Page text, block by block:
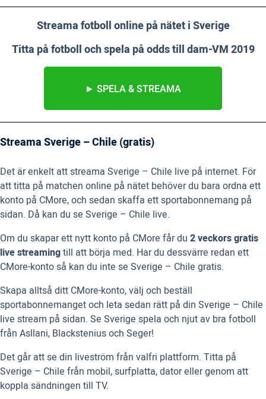
Streama fotboll online på nätet i Sverige
Titta på fotboll och spela på odds till dam-VM 2019
► SPELA & STREAMA
Streama Sverige – Chile (gratis)
Det är enkelt att streama Sverige – Chile live på internet. För
att titta på matchen online på nätet behöver du bara ordna ett
konto på CMore, och sedan skaffa ett sportabonnemang på
sidan. Då kan du se Sverige – Chile live.
Om du skapar ett nytt konto på CMore får du 2 veckors gratis
live streamingtill att börja med. Har du dessvärre redan ett
CMore-konto så kan du inte se Sverige – Chile gratis.
Skapa alltså ditt CMore-konto, välj och beställ
sportabonnemanget och leta sedan rätt på din Sverige – Chile
live stream på sidan. Se Sverige spela och njut av bra fotboll
från Asllani, Blackstenius och Seger!
Det går att se din liveström från valfri plattform. Titta på
Sverige – Chile från mobil, surfplatta, dator eller genom att
koppla sändningen till TV.